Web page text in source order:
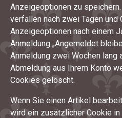
Anzeigeoptionen zu
verfallen nach zwei Tagen und
Anzeigeoptionen nach einem
Anmeldung „Angemeldet
Anmeldung zwei Wochen lang
Abmeldung aus Ihrem Konto
Cookies gelöscht.
Wenn Sie einen Artikel
wird ein zusätzlicher Cookie